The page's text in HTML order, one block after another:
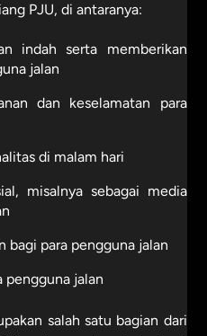
PJU, di antaranya:
indah serta memberikan
jalan
dan keselamatan para
di malam hari
misalnya sebagai media
bagi para pengguna jalan
pengguna jalan
salah satu bagian dari